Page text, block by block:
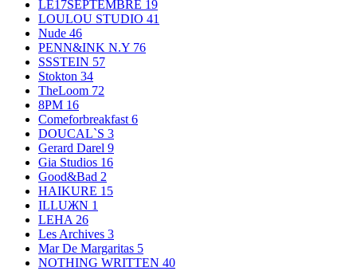
LE17SEPTEMBRE 19
LOULOU STUDIO 41
Nude 46
PENN&INK N.Y 76
SSSTEIN 57
Stokton 34
TheLoom 72
8PM 16
Comeforbreakfast 6
DOUCAL`S 3
Gerard Darel 9
Gia Studios 16
Good&Bad 2
HAIKURE 15
ILLUЖN 1
LEHA 26
Les Archives 3
Mar De Margaritas 5
NOTHING WRITTEN 40